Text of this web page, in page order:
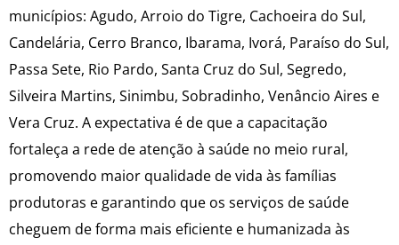
municípios: Agudo, Arroio do Tigre, Cachoeira do Sul,
Candelária, Cerro Branco, Ibarama, Ivorá, Paraíso do Sul,
Passa Sete, Rio Pardo, Santa Cruz do Sul, Segredo,
Silveira Martins, Sinimbu, Sobradinho, Venâncio Aires e
Vera Cruz. A expectativa é de que a capacitação
fortaleça a rede de atenção à saúde no meio rural,
promovendo maior qualidade de vida às famílias
produtoras e garantindo que os serviços de saúde
cheguem de forma mais eficiente e humanizada às